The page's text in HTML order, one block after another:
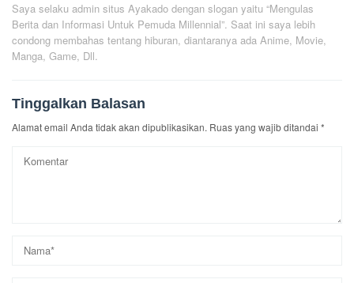
Saya selaku admin situs Ayakado dengan slogan yaitu “Mengulas
Berita dan Informasi Untuk Pemuda Millennial”. Saat ini saya lebih
condong membahas tentang hiburan, diantaranya ada Anime, Movie,
Manga, Game, Dll.
Tinggalkan Balasan
Alamat email Anda tidak akan dipublikasikan. Ruas yang wajib ditandai *